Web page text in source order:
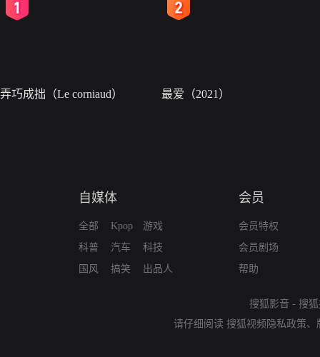
弄巧成拙（Le corniaud） 最爱（2021）
自媒体
全部
科普
国风
Kpop
汽车
搞笑
游戏
科技
出品人
会员
会员特权
会员剧场
帮助
搜狐影音 - 搜
请仔细阅读 搜狐视频隐私政策、